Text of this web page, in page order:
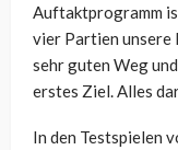
Auftaktprogramm
vier Partien unsere
sehr guten Weg
erstes Ziel. Alles
In den Testspielen